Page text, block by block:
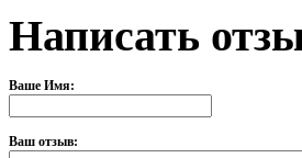
Написать
Ваше Имя:
Ваш отзыв: